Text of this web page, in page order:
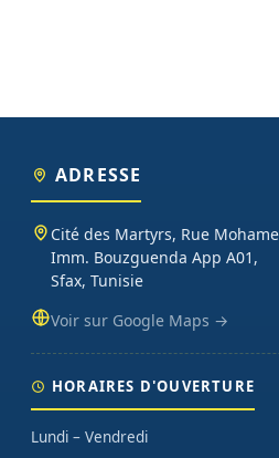
ADRESSE
Cité des Martyrs, Rue
Imm. Bouzguenda App A01,
Sfax, Tunisie
Voir sur Google Maps →
HORAIRES D'OUVERTURE
Lundi – Vendredi